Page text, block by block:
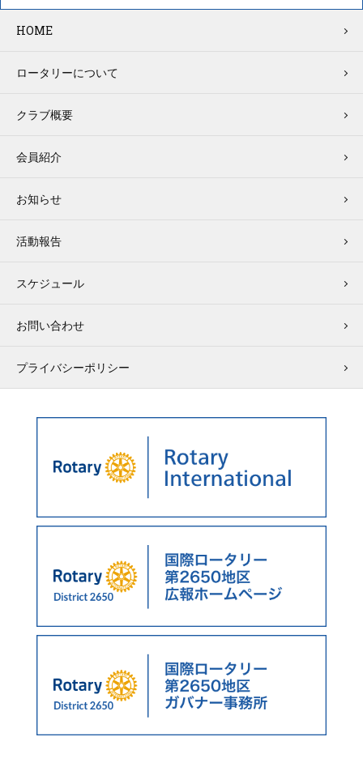
HOME
ロータリーについて
クラブ概要
会員紹介
お知らせ
活動報告
スケジュール
お問い合わせ
プライバシーポリシー